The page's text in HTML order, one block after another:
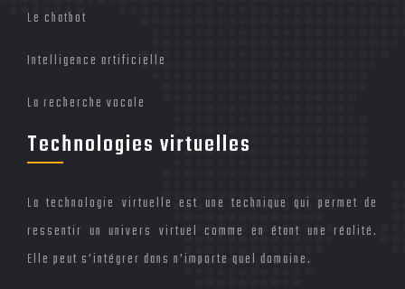
Le chatbot
Intelligence artificielle
La recherche vocale
Technologies virtuelles
La technologie virtuelle est une technique qui permet de
ressentir un univers virtuel comme en étant une réalité.
Elle peut s’intégrer dans n’importe quel domaine.